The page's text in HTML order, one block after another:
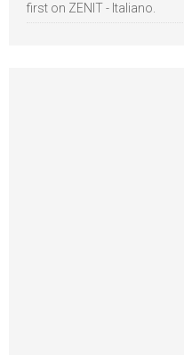
first on ZENIT - Italiano.